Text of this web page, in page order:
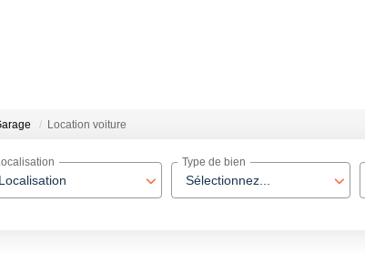
Location voiture
Localisation Sélectionnez...
Type de bien